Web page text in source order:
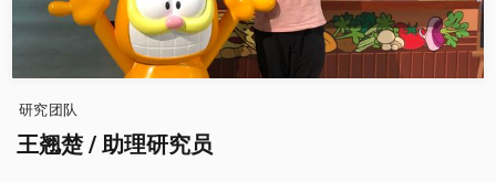
研究团队
王翘楚 / 助理研究员